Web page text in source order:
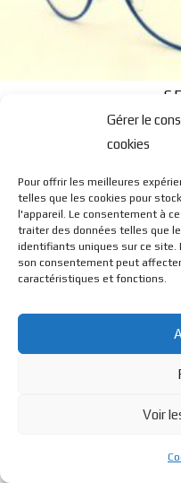
Gérer le
cookies
Pour offrir les meilleures
telles que les cookies pour
l'appareil. Le consentement à
traiter des données telles que
identifiants uniques sur ce site.
son consentement peut
caractéristiques et fonctions.
Voir
© BL Optique - 22 Rue